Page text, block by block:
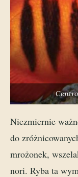
Niezmiernie
do
mrożonek,
nori. Ryba ta